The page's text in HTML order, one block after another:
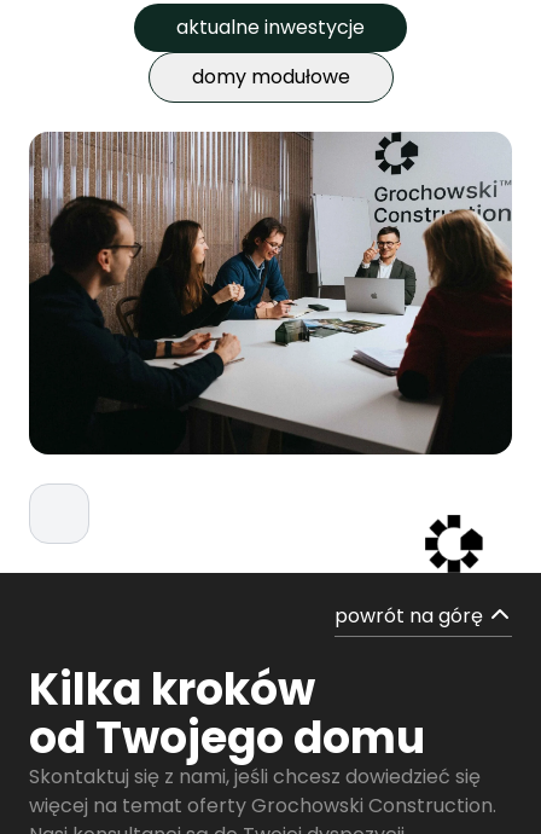
aktualne inwestycje
domy modułowe
powrót na górę
Kilka kroków
od Twojego domu
Skontaktuj się z nami, jeśli chcesz dowiedzieć się
więcej na temat oferty Grochowski Construction.